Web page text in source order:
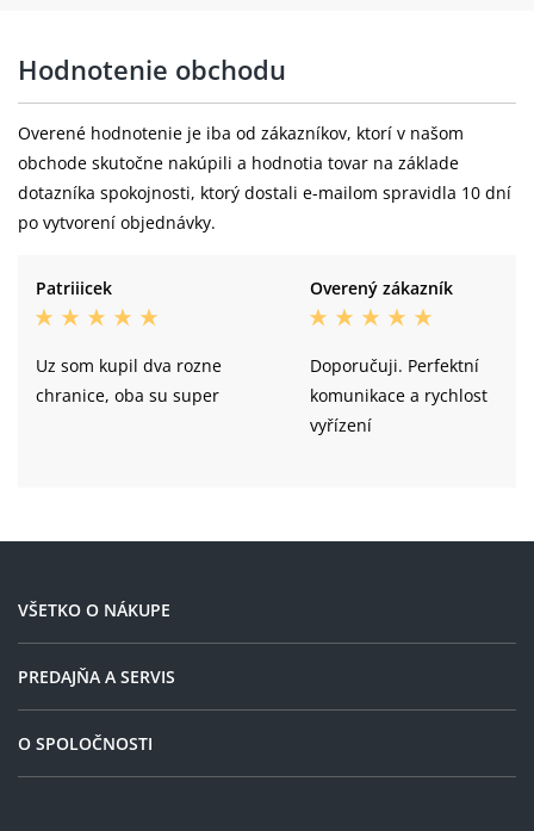
Hodnotenie obchodu
Overené hodnotenie je iba od zákazníkov, ktorí v našom
obchode skutočne nakúpili a hodnotia tovar na základe
dotazníka spokojnosti, ktorý dostali e-mailom spravidla 10 dní
po vytvorení objednávky.
Patriiicek
Uz som kupil dva rozne
chranice, oba su super
Overený zákazník
Doporučuji. Perfektní
komunikace a rychlost
vyřízení
VŠETKO O NÁKUPE
PREDAJŇA A SERVIS
O SPOLOČNOSTI